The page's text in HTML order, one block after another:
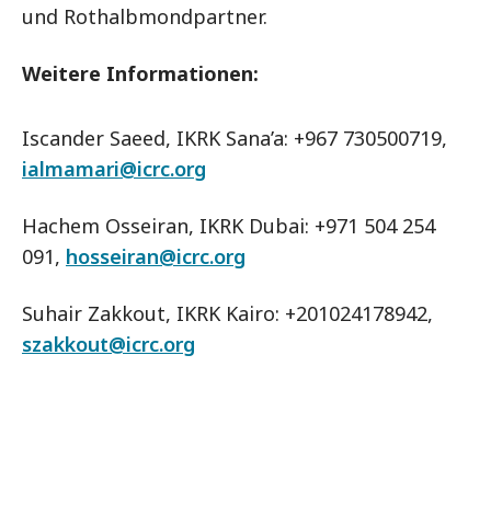
und Rothalbmondpartner.
Weitere Informationen:
Iscander Saeed, IKRK Sana’a: +967 730500719,
ialmamari@icrc.org
Hachem Osseiran, IKRK Dubai: +971 504 254
091, hosseiran@icrc.org
Suhair Zakkout, IKRK Kairo: +201024178942,
szakkout@icrc.org